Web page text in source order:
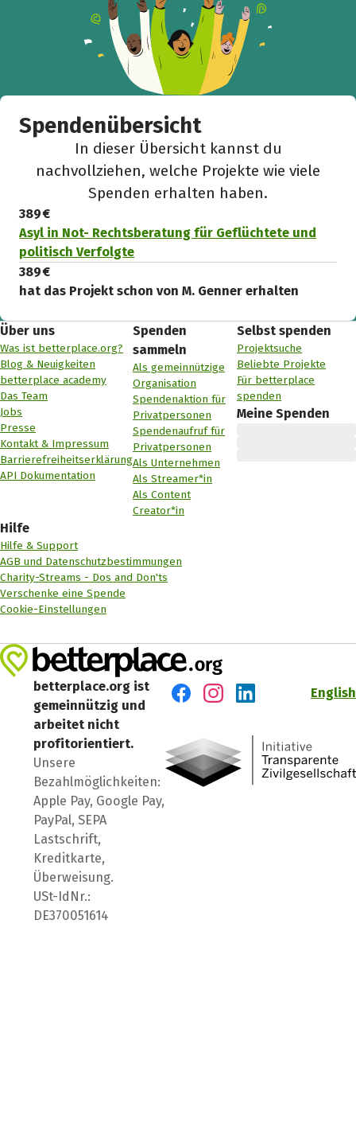
Spendenübersicht
In dieser Übersicht kannst du
nachvollziehen, welche Projekte wie viele
Spenden erhalten haben.
389 €
Asyl in Not- Rechtsberatung für Geflüchtete und
politisch Verfolgte
389 €
hat das Projekt schon von M. Genner erhalten
Über uns
Was ist betterplace.org?
Blog & Neuigkeiten
betterplace academy
Das Team
Jobs
Presse
Kontakt & Impressum
Barrierefreiheitserklärung
API Dokumentation
Spenden
sammeln
Als gemeinnützige
Organisation
Spendenaktion für
Privatpersonen
Spendenaufruf für
Privatpersonen
Als Unternehmen
Als Streamer*in
Als Content
Creator*in
Selbst spenden
Projektsuche
Beliebte Projekte
Für betterplace
spenden
Meine Spenden
Hilfe
Hilfe & Support
AGB und Datenschutzbestimmungen
Charity-Streams - Dos and Don'ts
Verschenke eine Spende
Cookie-Einstellungen
betterplace.org ist
gemeinnützig und
arbeitet nicht
profitorientiert.
Unsere
Bezahlmöglichkeiten:
Apple Pay, Google Pay,
PayPal, SEPA
Lastschrift,
Kreditkarte,
Überweisung.
USt-IdNr.:
DE370051614
English